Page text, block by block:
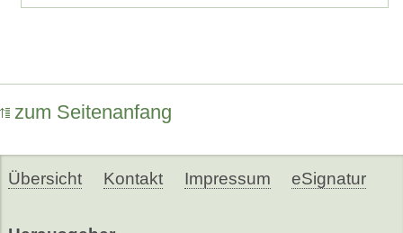
zum Seitenanfang
Übersicht Kontakt Impressum eSignatur